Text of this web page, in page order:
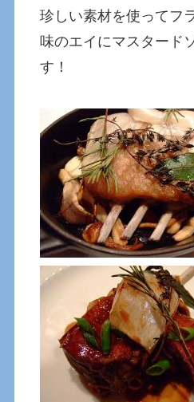
珍しい素材を使ってフ
味のエイにマスタード
す！